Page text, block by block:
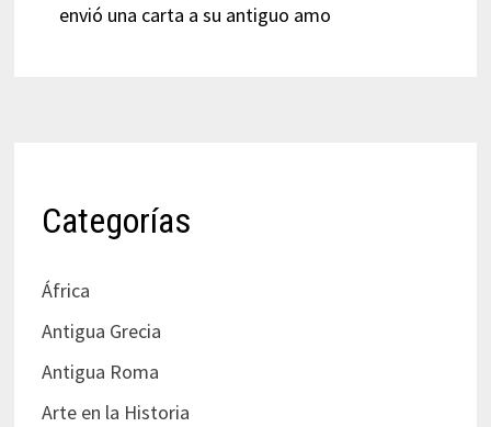
envió una carta a su antiguo amo
Categorías
África
Antigua Grecia
Antigua Roma
Arte en la Historia